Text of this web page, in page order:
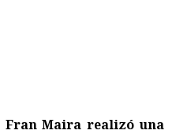
Fran Maira realizó una